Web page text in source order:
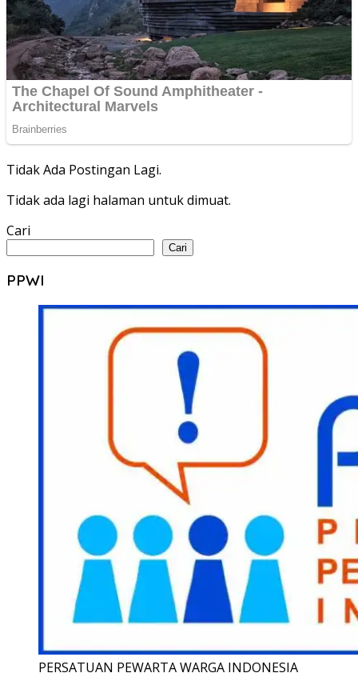
Tidak Ada Postingan Lagi.
Tidak ada lagi halaman untuk dimuat.
Cari
Cari
PPWI
PERSATUAN PEWARTA WARGA INDONESIA